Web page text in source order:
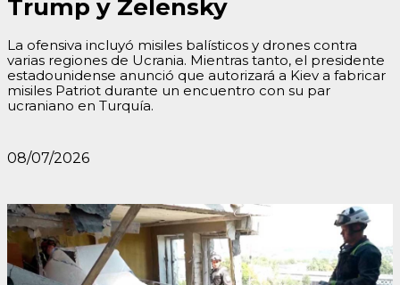
Trump y Zelensky
La ofensiva incluyó misiles balísticos y drones contra
varias regiones de Ucrania. Mientras tanto, el presidente
estadounidense anunció que autorizará a Kiev a fabricar
misiles Patriot durante un encuentro con su par
ucraniano en Turquía.
08/07/2026